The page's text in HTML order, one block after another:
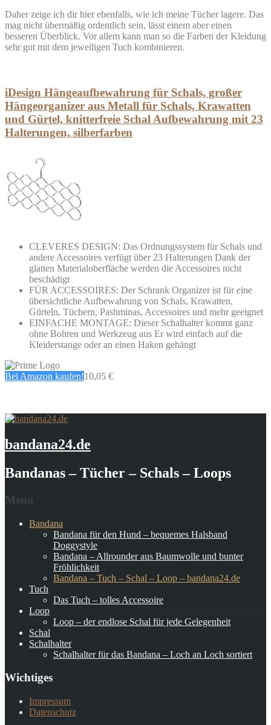
Daher zeige ich dir hier ebenfalls, wie ich meine Tücher lagere. Das
mag nicht übermäßig ordentlich sein, lässt einem aber einen
besseren Überblick. Vor allem kann man so die Farben der Kleidung
sehr gut mit dem jeweiligen Tuch kombinieren.
iDesign Hängeaufbewahrung für Schals, großer
Hängeorganizer aus Metall für Schals, Krawatten
und Gürtel, knitterfreie Schal Aufbewahrung mit 23
Halterungen, silberfarben
CLEVERES DESIGN: Das Ordnungssystem für Schals und
andere Accessoires verfügt über 23 Halterungen Dank der
glatten Materialoberfläche werden die Accessoires nicht
beschädigt
FÜR ACCESSOIRES: Der Schrank Organizer ist für eine
übersichtliche Aufbewahrung von Schals, Krawatten,
Gürteln, Tüchern, Pashminas, Accessoires und mehr geeignet
EINFACHE MONTAGE: Dieser Schalhalter kommt ganz
ohne Bohren und Werkzeug aus Er wird einfach auf die
Kleiderstange oder an einen Haken gehängt
Bei Amazon kaufen!10,05 €
bandana24.de
Bandanas – Tücher – Schals – Loops
Menu
Bandana
Bandana für den Hund – bequemes Halsband
Doggystyle
Bandana – Allrounder aus Baumwolle und bunter
Fröhlichkeit
Bandana – Tuch – Schal – Loop – bandana24.de
Tuch
Das Tuch – tolles Accessoire
Loop
Loop – der endlose Schal für jede Gelegenheit
Schal
Schalhalter
Schalhalter für das Bandana – Loch an Loch sortiert
Wichtiges
Impressum
Datenschutz